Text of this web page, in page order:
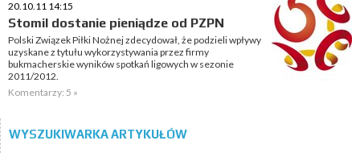
20.10.11 14:15
Stomil dostanie pieniądze od PZPN
Polski Związek Piłki Nożnej zdecydował, że podzieli wpływy
uzyskane z tytułu wykorzystywania przez firmy
bukmacherskie wyników spotkań ligowych w sezonie
2011/2012.
Komentarzy: 5 »
WYSZUKIWARKA ARTYKUŁÓW